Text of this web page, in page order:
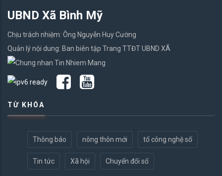
UBND Xã Bình Mỹ
Chịu trách nhiệm: Ông Nguyễn Huy Cường
Quản lý nội dung: Ban biên tập Trang TTĐT UBND XÃ
TỪ KHÓA
Thông báo nông thôn mới tổ công nghệ số
Tin tức Xã hội Chuyển đổi số